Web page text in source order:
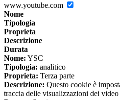
www.youtube.com
Nome
Tipologia
Proprieta
Descrizione
Durata
Nome: YSC
Tipologia: analitico
Proprieta: Terza parte
Descrizione: Questo cookie è
traccia delle visualizzazioni dei